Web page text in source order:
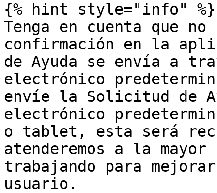
{% hint style="info" %}
Tenga en cuenta que
confirmación en la
de Ayuda se envía a
electrónico
envíe la Solicitud de
electrónico
o tablet, esta será
atenderemos a la
trabajando para
usuario.